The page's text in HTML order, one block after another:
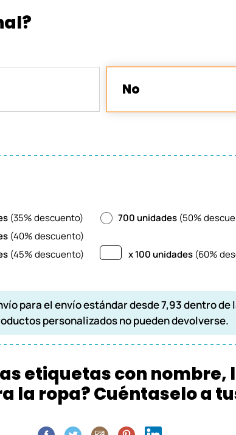
No
(35% descuento)
(40% descuento)
(45% descuento)
700 unidades (50%
x 100 unidades (60%
para el envío estándar desde 7,93 dentro de
personalizados no pueden devolverse.
etiquetas con nombre,
la ropa? Cuéntaselo a